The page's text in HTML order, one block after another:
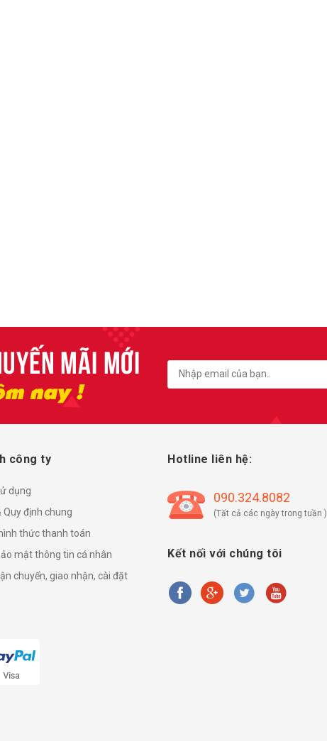
công ty
dụng
Quy định chung
thức thanh toán
mật thông tin cá nhân
chuyển, giao nhận, cài đặt
Hotline liên hệ:
090.324.8082
(Tất cả các ngày trong tuần )
Kết nối với chúng tôi